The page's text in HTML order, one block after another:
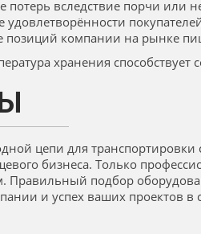
потерь вследствие порчи или
позиций компании на рынке
хранения
цепи для
бизнеса. Только
Правильный подбор
и успех ваших проектов в